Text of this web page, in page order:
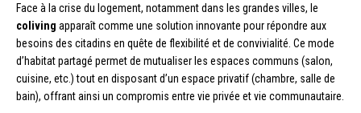
Face à la crise du logement, notamment dans les grandes villes, le
coliving apparaît comme une solution innovante pour répondre aux
besoins des citadins en quête de flexibilité et de convivialité. Ce mode
d’habitat partagé permet de mutualiser les espaces communs (salon,
cuisine, etc.) tout en disposant d’un espace privatif (chambre, salle de
bain), offrant ainsi un compromis entre vie privée et vie communautaire.